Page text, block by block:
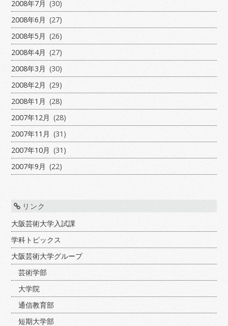
2008年7月 (30)
2008年6月 (27)
2008年5月 (26)
2008年4月 (27)
2008年3月 (30)
2008年2月 (29)
2008年1月 (28)
2007年12月 (28)
2007年11月 (31)
2007年10月 (31)
2007年9月 (22)
リンク
大阪芸術大学入試課
学科トピックス
大阪芸術大学グループ
芸術学部
大学院
通信教育部
短期大学部